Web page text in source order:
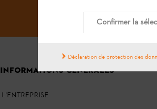
INFORMATIONS GÉNÉRALES
L'ENTREPRISE
Confirmer la
Déclaration de protection des